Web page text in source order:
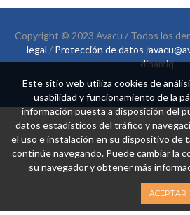
Copyright © 2023 Avacu / Todos los
legal / Protección de datos /
dinamiq
Este sitio web utiliza cookies de
usabilidad y funcionamiento de la
información puesta a disposición del
datos estadísticos del tráfico y
el uso e instalación en su dispositivo de
continúe navegando. Puede cambiar la
su navegador y obtener más
ACEPTAR